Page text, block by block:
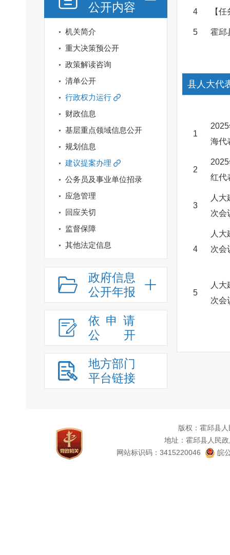
公开内容
机关简介
重大决策预公开
政策解读咨询
清单公开
行政权力运行
财政信息
基层重点领域信息公开
规划信息
建议提案办理
公务员及事业单位招录
应急管理
回应关切
监督保障
其他法定信息
政府信息
公开年报
依申请
公
开
地方部门
平台链接
4 【
5 霍邱
县人大代
1
海代
2
红代
3
人
次会
4
人
次会
5
人
次会
版权：霍邱县
地址：霍邱县人民
网站标识码：3415220046
皖